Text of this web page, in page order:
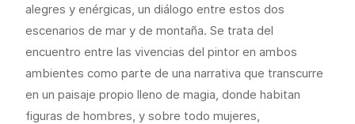
alegres y enérgicas, un diálogo entre estos dos
escenarios de mar y de montaña. Se trata del
encuentro entre las vivencias del pintor en ambos
ambientes como parte de una narrativa que transcurre
en un paisaje propio lleno de magia, donde habitan
figuras de hombres, y sobre todo mujeres,